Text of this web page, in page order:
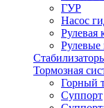
ГУР
Насос
Рулевая
Рулевые
Тормозная
Горный
Суппорт